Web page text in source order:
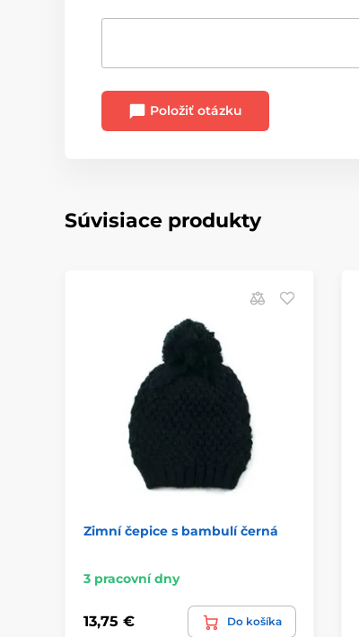
Položiť otázku
Súvisiace produkty
Zimní čepice s bambulí černá
3 pracovní dny
13,75 € Do košíka